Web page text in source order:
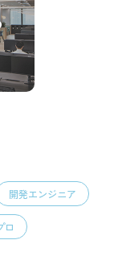
開発エンジニア
ロ